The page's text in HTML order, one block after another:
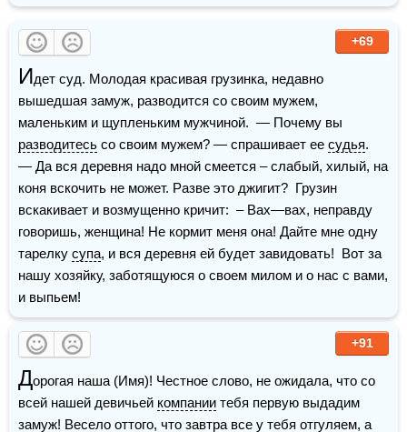
+69
Идет суд. Молодая красивая грузинка, недавно
вышедшая замуж, разводится со своим мужем,
разводитесь со своим мужем? — спрашивает ее судья.
— Да вся деревня надо мной смеется – слабый, хилый, на
коня вскочить не может. Разве это джигит?  Грузин
вскакивает и возмущенно кричит:  – Вах—вах, неправду
говоришь, женщина! Не кормит меня она! Дайте мне одну
тарелку супа, и вся деревня ей будет завидовать!  Вот за
нашу хозяйку, заботящуюся о своем милом и о нас с вами,
и выпьем!
+91
Дорогая наша (Имя)! Честное слово, не ожидала, что со
всей нашей девичьей компании тебя первую выдадим